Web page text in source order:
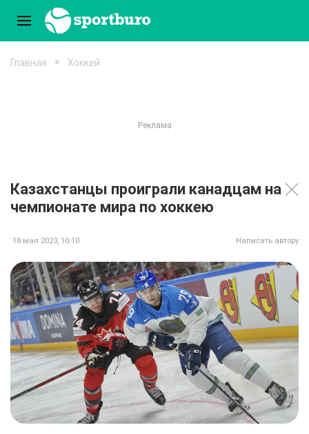
Главная Хоккей
Казахстанцы проиграли канадцам на
чемпионате мира по хоккею
18 мая 2023, 10:10 Написать автору